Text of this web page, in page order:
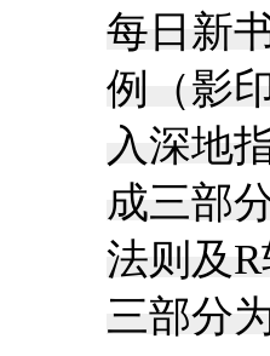
每日新
例（影
入深地
成三部
法则及
三部分